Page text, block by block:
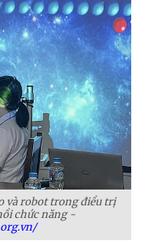
và robot trong điều trị
chức năng -